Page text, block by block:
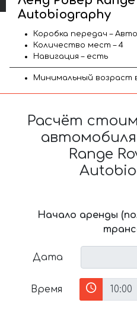
Autobiography
Коробка передач –
Количество мест – 4
Навигация – есть
Минимальный возраст
Расчёт
Range
Начало аренды
Дата
Время